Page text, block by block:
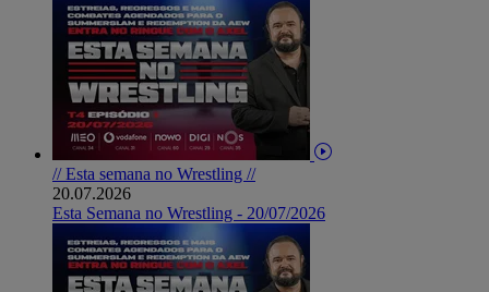
// Esta semana no Wrestling //
20.07.2026
Esta Semana no Wrestling - 20/07/2026